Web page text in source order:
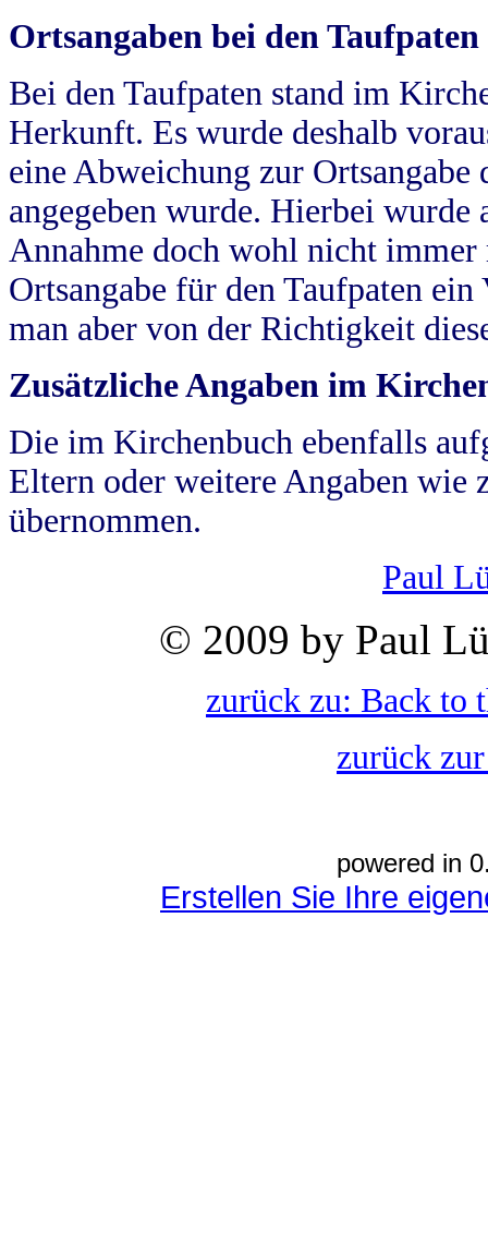
Ortsangaben bei den Taufpaten
Bei den Taufpaten stand im
Herkunft. Es wurde deshalb
eine Abweichung zur
angegeben wurde. Hierbei wurde
Annahme doch wohl nicht
Ortsangabe für den Taufpaten
man aber von der Richtigkeit
Zusätzliche Angaben im
Die im Kirchenbuch ebenfalls
Eltern oder weitere Angaben wie
übernommen.
Paul
© 2009 by Paul
zurück zu: Back to
zurück
powered in
Erstellen Sie Ihre